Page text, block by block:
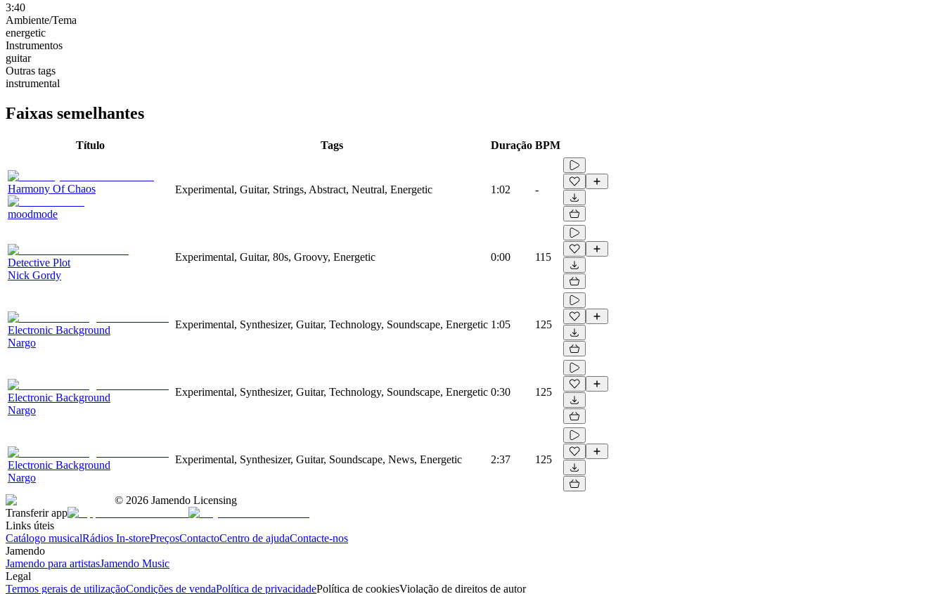
3:40
Ambiente/Tema
energetic
Instrumentos
guitar
Outras tags
instrumental
Faixas semelhantes
Título Tags Duração BPM
Harmony Of Chaos
moodmode
Experimental, Guitar, Strings, Abstract, Neutral, Energetic 1:02 -
Detective Plot
Nick Gordy
Experimental, Guitar, 80s, Groovy, Energetic 0:00 115
Electronic Background
Nargo
Experimental, Synthesizer, Guitar, Technology, Soundscape, Energetic 1:05 125
Electronic Background
Nargo
Experimental, Synthesizer, Guitar, Technology, Soundscape, Energetic 0:30 125
Electronic Background
Nargo
Experimental, Synthesizer, Guitar, Soundscape, News, Energetic 2:37 125
© 2026 Jamendo Licensing
Transferir app
Links úteis
Catálogo musicalRádios In-storePreçosContactoCentro de ajudaContacte-nos
Jamendo
Jamendo para artistasJamendo Music
Legal
Termos gerais de utilizaçãoCondições de vendaPolítica de privacidadePolítica de cookiesViolação de direitos de autor